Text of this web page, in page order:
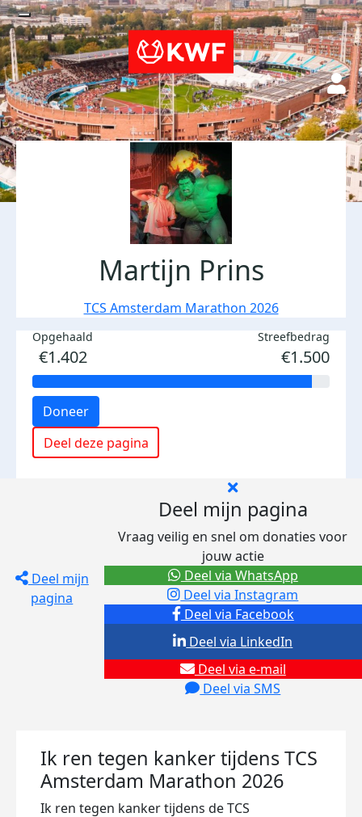
Martijn Prins
TCS Amsterdam Marathon 2026
Opgehaald
€1.402
Streefbedrag
€1.500
Doneer
Deel deze pagina
Deel mijn
pagina
Deel mijn pagina
Vraag veilig en snel om donaties voor
jouw actie
Deel via Facebook
Deel via Instagram
Deel via e-mail
Deel via SMS
Deel via LinkedIn
Deel via WhatsApp
Ik ren tegen kanker tijdens TCS
Amsterdam Marathon 2026
Ik ren tegen kanker tijdens de TCS